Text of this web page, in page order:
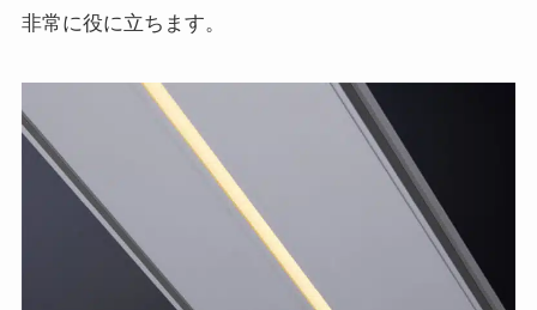
非常に役に立ちます。